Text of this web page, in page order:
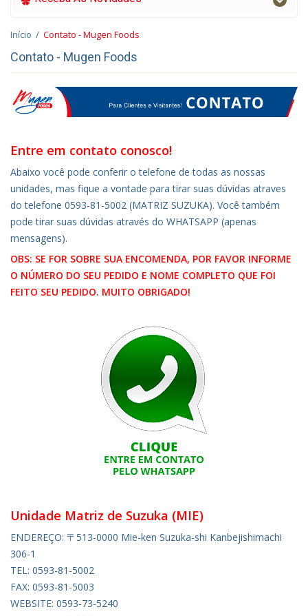
Início / Contato - Mugen Foods
Contato - Mugen Foods
Entre em contato conosco!
Abaixo você pode conferir o telefone de todas as nossas
unidades, mas fique a vontade para tirar suas dúvidas atraves
do telefone 0593-81-5002 (MATRIZ SUZUKA). Você também
pode tirar suas dúvidas através do WHATSAPP (apenas
mensagens).
OBS: SE FOR SOBRE SUA ENCOMENDA, POR FAVOR INFORME
O NÚMERO DO SEU PEDIDO E NOME COMPLETO QUE FOI
FEITO SEU PEDIDO. MUITO OBRIGADO!
Unidade Matriz de Suzuka (MIE)
ENDEREÇO: 〒513-0000 Mie-ken Suzuka-shi Kanbejishimachi
306-1
TEL: 0593-81-5002
FAX: 0593-81-5003
WEBSITE: 0593-73-5240